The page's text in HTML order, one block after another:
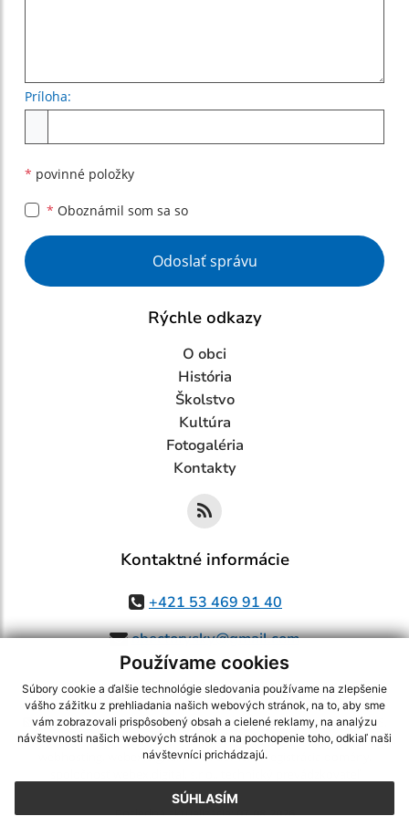
Používame cookies
Súbory cookie a ďalšie technológie sledovania používame na zlepšenie
vášho zážitku z prehliadania našich webových stránok, na to, aby sme
vám zobrazovali prispôsobený obsah a cielené reklamy, na analýzu
návštevnosti našich webových stránok a na pochopenie toho, odkiaľ naši
návštevníci prichádzajú.
SÚHLASÍM
Príloha:
* povinné položky
* Oboznámil som sa so
Google reCaptcha Response
Odoslať správu
Rýchle odkazy
O obci
História
Školstvo
Kultúra
Fotogaléria
Kontakty
Kontaktné informácie
+421 53 469 91 40
obectorysky@gmail.com
využite možnosť získavania aktuálnych informácií s využitím RSS
CMS systém (redakčný) systém ECHELON 2,Mapa stránok,web portál
webex.digital, s.r.o.,domény,registrácia domény